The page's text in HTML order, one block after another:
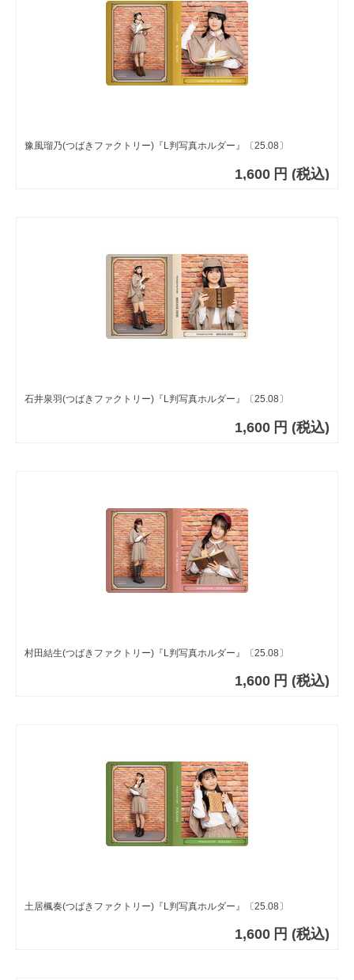
豫風瑠乃(つばきファクトリー)『L判写真ホルダー』〔25.08〕
1,600 円 (税込)
石井泉羽(つばきファクトリー)『L判写真ホルダー』〔25.08〕
1,600 円 (税込)
村田結生(つばきファクトリー)『L判写真ホルダー』〔25.08〕
1,600 円 (税込)
土居楓奏(つばきファクトリー)『L判写真ホルダー』〔25.08〕
1,600 円 (税込)